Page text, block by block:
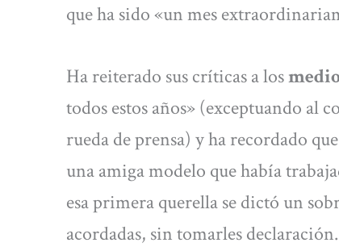
que ha sido «un mes
Ha reiterado sus críticas a los
todos estos años» (exceptuando al
rueda de prensa) y ha recordado
una amiga modelo que había
esa primera querella se dictó un
acordadas, sin tomarles